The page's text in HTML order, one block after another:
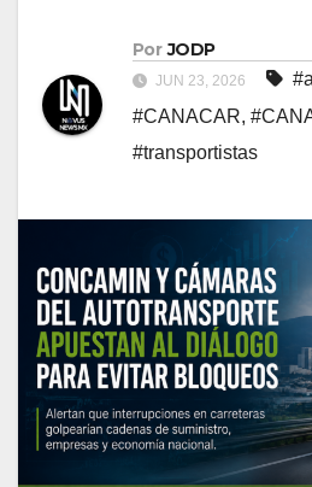
Por JODP
JUN 23, 2026
#CANACAR,
#transportistas